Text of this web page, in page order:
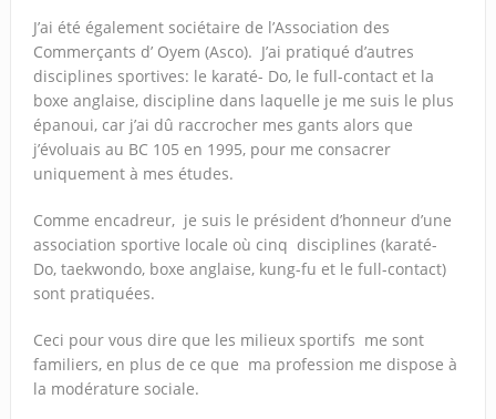
J’ai été également sociétaire de l’Association des
Commerçants d’ Oyem (Asco). J’ai pratiqué d’autres
disciplines sportives: le karaté- Do, le full-contact et la
boxe anglaise, discipline dans laquelle je me suis le plus
épanoui, car j’ai dû raccrocher mes gants alors que
j’évoluais au BC 105 en 1995, pour me consacrer
uniquement à mes études.
Comme encadreur, je suis le président d’honneur d’une
association sportive locale où cinq disciplines (karaté-
Do, taekwondo, boxe anglaise, kung-fu et le full-contact)
sont pratiquées.
Ceci pour vous dire que les milieux sportifs me sont
familiers, en plus de ce que ma profession me dispose à
la modérature sociale.